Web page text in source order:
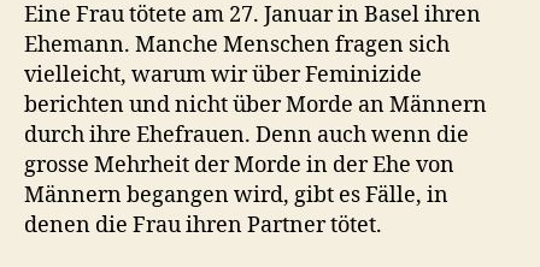
Eine Frau tötete am 27. Januar in Basel ihren
Ehemann. Manche Menschen fragen sich
vielleicht, warum wir über Feminizide
berichten und nicht über Morde an Männern
durch ihre Ehefrauen. Denn auch wenn die
grosse Mehrheit der Morde in der Ehe von
Männern begangen wird, gibt es Fälle, in
denen die Frau ihren Partner tötet.